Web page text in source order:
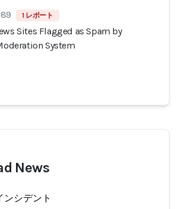
1 レポート
Sites Flagged as Spam by
System
News
シデント